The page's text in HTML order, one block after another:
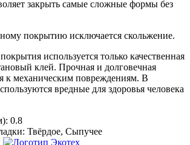
закрыть самые сложные формы без
покрытию исключается скольжение.
используется только качественная
клей. Прочная и долговечная
к механическим повреждениям. В
вредные для здоровья человека
0.8
Твёрдое, Сыпучее